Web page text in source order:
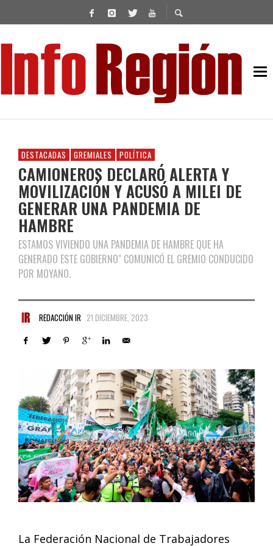
DESTACADAS GREMIALES POLÍTICA
CAMIONEROS DECLARÓ ALERTA Y
MOVILIZACIÓN Y ACUSÓ A MILEI DE
GENERAR UNA PANDEMIA DE
HAMBRE
ESTAMOS VIVIENDO UNA PANDEMIA DE HAMBRE QUE HA
GENERADO ESTE GOBIERNO" COMUNICÓ EL GREMIO CONDUCIDO
POR MOYANO.
REDACCIÓN IR 21 DICIEMBRE, 2023
La Federación Nacional de Trabajadores